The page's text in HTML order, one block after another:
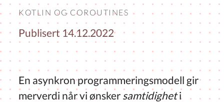
KOTLIN OG COROUTINES
Publisert 14.12.2022
En asynkron programmeringsmodell gir
merverdi når vi ønsker samtidigheti